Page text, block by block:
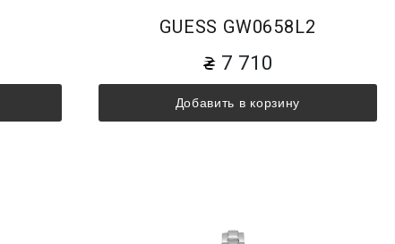
GUESS GW0658L2
7 710
Добавить в корзину